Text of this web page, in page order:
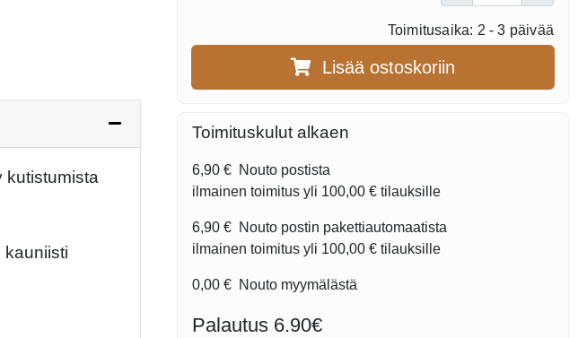
kutistumista
kauniisti
Toimitusaika: 2 - 3 päivää
Lisää ostoskoriin
Toimituskulut alkaen
6,90 € Nouto postista
ilmainen toimitus yli 100,00 € tilauksille
6,90 € Nouto postin pakettiautomaatista
ilmainen toimitus yli 100,00 € tilauksille
0,00 € Nouto myymälästä
Palautus 6.90€